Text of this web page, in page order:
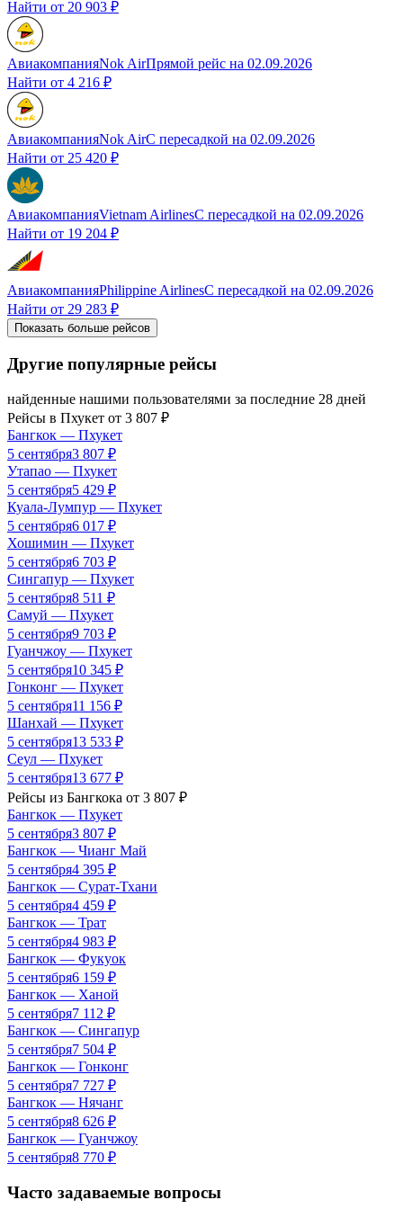
Найти от 20 903 ₽
АвиакомпанияNok AirПрямой рейс на 02.09.2026
Найти от 4 216 ₽
АвиакомпанияNok AirС пересадкой на 02.09.2026
Найти от 25 420 ₽
АвиакомпанияVietnam AirlinesС пересадкой на 02.09.2026
Найти от 19 204 ₽
АвиакомпанияPhilippine AirlinesС пересадкой на 02.09.2026
Найти от 29 283 ₽
Показать больше рейсов
Другие популярные рейсы
найденные нашими пользователями за последние 28 дней
Рейсы в Пхукет от 3 807 ₽
Бангкок — Пхукет
5 сентября3 807 ₽
Утапао — Пхукет
5 сентября5 429 ₽
Куала-Лумпур — Пхукет
5 сентября6 017 ₽
Хошимин — Пхукет
5 сентября6 703 ₽
Сингапур — Пхукет
5 сентября8 511 ₽
Самуй — Пхукет
5 сентября9 703 ₽
Гуанчжоу — Пхукет
5 сентября10 345 ₽
Гонконг — Пхукет
5 сентября11 156 ₽
Шанхай — Пхукет
5 сентября13 533 ₽
Сеул — Пхукет
5 сентября13 677 ₽
Рейсы из Бангкока от 3 807 ₽
Бангкок — Пхукет
5 сентября3 807 ₽
Бангкок — Чианг Май
5 сентября4 395 ₽
Бангкок — Сурат-Тхани
5 сентября4 459 ₽
Бангкок — Трат
5 сентября4 983 ₽
Бангкок — Фукуок
5 сентября6 159 ₽
Бангкок — Ханой
5 сентября7 112 ₽
Бангкок — Сингапур
5 сентября7 504 ₽
Бангкок — Гонконг
5 сентября7 727 ₽
Бангкок — Нячанг
5 сентября8 626 ₽
Бангкок — Гуанчжоу
5 сентября8 770 ₽
Часто задаваемые вопросы